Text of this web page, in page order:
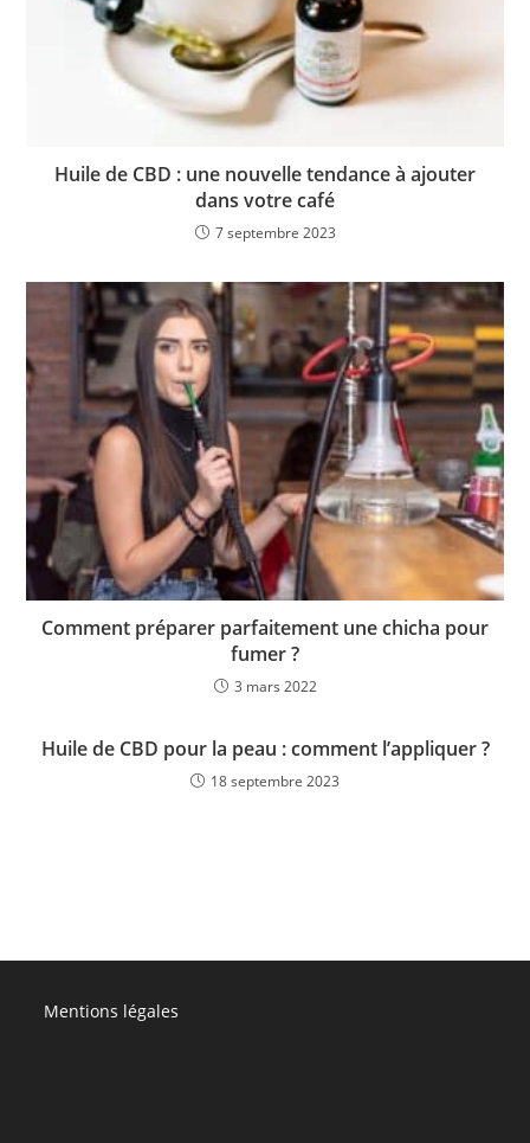
Huile de CBD : une nouvelle tendance à ajouter
dans votre café
7 septembre 2023
Comment préparer parfaitement une chicha pour
fumer ?
3 mars 2022
Huile de CBD pour la peau : comment l’appliquer ?
18 septembre 2023
Mentions légales